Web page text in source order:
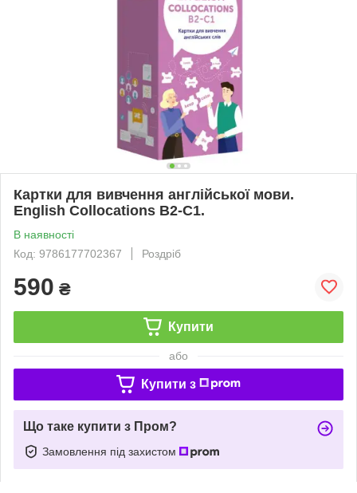
Картки для вивчення англійської мови.
English Collocations B2-C1.
В наявності
Код: 9786177702367
Роздріб
590 ₴
Купити
або
Купити з
Що таке купити з Пром?
Замовлення під захистом